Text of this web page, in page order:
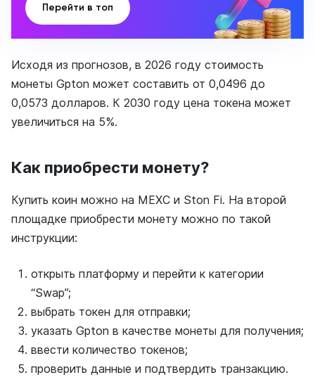
Перейти в топ
Исходя из прогнозов, в 2026 году стоимость
монеты Gpton может составить от 0,0496 до
0,0573 долларов. К 2030 году цена токена может
увеличиться на 5%.
Как приобрести монету?
Купить коин можно на MEXC и Ston Fi. На второй
площадке приобрести монету можно по такой
инструкции:
открыть платформу и перейти к категории
“Swap”;
выбрать токен для отправки;
указать Gpton в качестве монеты для получения;
ввести количество токенов;
проверить данные и подтвердить транзакцию.